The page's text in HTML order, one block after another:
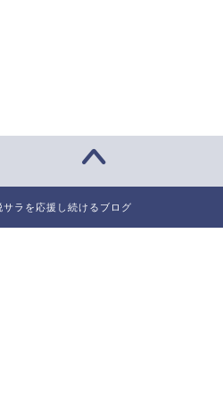
ラを応援し続けるブログ